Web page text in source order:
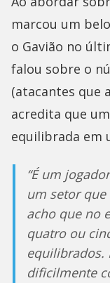
marcou um
o Gavião no
falou sobre o
(atacantes que
acredita que
equilibrada em
“É um
um setor que
acho que no
quatro ou
equilibrados.
dificilmente